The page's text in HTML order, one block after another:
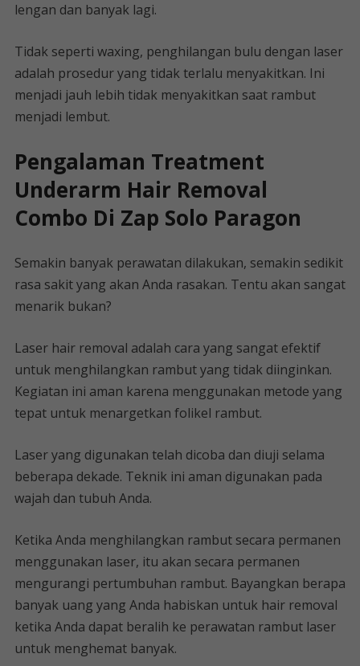
lengan dan banyak lagi.
Tidak seperti waxing, penghilangan bulu dengan laser
adalah prosedur yang tidak terlalu menyakitkan. Ini
menjadi jauh lebih tidak menyakitkan saat rambut
menjadi lembut.
Pengalaman Treatment
Underarm Hair Removal
Combo Di Zap Solo Paragon
Semakin banyak perawatan dilakukan, semakin sedikit
rasa sakit yang akan Anda rasakan. Tentu akan sangat
menarik bukan?
Laser hair removal adalah cara yang sangat efektif
untuk menghilangkan rambut yang tidak diinginkan.
Kegiatan ini aman karena menggunakan metode yang
tepat untuk menargetkan folikel rambut.
Laser yang digunakan telah dicoba dan diuji selama
beberapa dekade. Teknik ini aman digunakan pada
wajah dan tubuh Anda.
Ketika Anda menghilangkan rambut secara permanen
menggunakan laser, itu akan secara permanen
mengurangi pertumbuhan rambut. Bayangkan berapa
banyak uang yang Anda habiskan untuk hair removal
ketika Anda dapat beralih ke perawatan rambut laser
untuk menghemat banyak.